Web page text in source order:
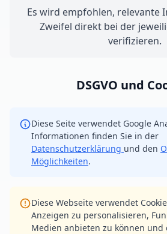
Es wird empfohlen, relevante
Zweifel direkt bei der
verifizieren.
DSGVO und
Diese Seite verwendet Google
Informationen finden Sie in der
Datenschutzerklärung und den
Möglichkeiten.
Diese Webseite verwendet
Anzeigen zu personalisieren,
Medien anbieten zu können